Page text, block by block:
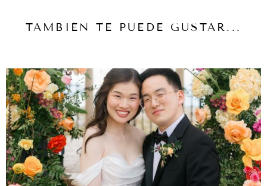
TAMBIÉN TE PUEDE GUSTAR...